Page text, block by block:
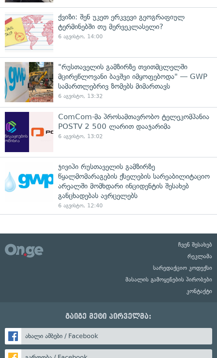
ქვიზი: შენ უკეთ ერკვევი გეოგრაფიულ
ტერმინებში თუ მერვეკლასელი?
6 აგვისტო, 14:00
"რუსთაველის გამზირზე თვითმცლელში
მცირეწლოვანი ბავშვი იმყოფებოდა" — GWP
სამართლებრივ ზომებს მიმართავს
6 აგვისტო, 13:32
ComCom-მა პროსამთავრობო ტელეკომპანია
POSTV 2 500 ლარით დააჯარიმა
6 აგვისტო, 13:02
ჯივიპი რუსთაველის გამზირზე
წყალმომარაგების ქსელების სარეაბილიტაციო
არეალში მომხდარი ინციდენტის შესახებ
განცხადებას ავრცელებს
6 აგვისტო, 12:40
ჩვენ შესახებ
რეკლამა
სარედაქციო კოდექსი
მასალის გამოყენების პირობები
კონტაქტი
გაიგე მეტი პირველმა:
ახალი ამბები / Facebook